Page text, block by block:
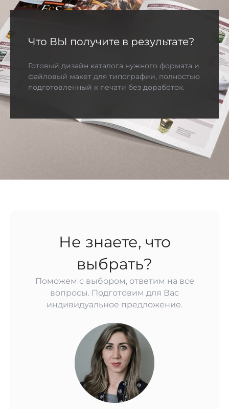
Что ВЫ получите в результате?
Готовый дизайн каталога нужного формата и
файловый макет для типографии, полностью
подготовленный к печати без доработок.
Не знаете, что
выбрать?
Поможем с выбором, ответим на все
вопросы. Подготовим для Вас
индивидуальное предложение.